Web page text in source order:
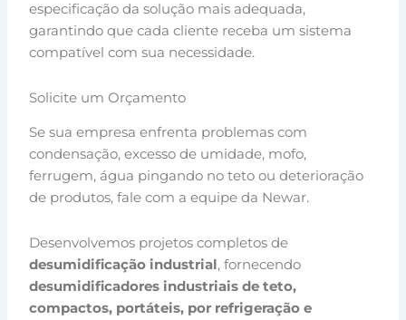
especificação da solução mais adequada,
garantindo que cada cliente receba um sistema
compatível com sua necessidade.
Solicite um Orçamento
Se sua empresa enfrenta problemas com
condensação, excesso de umidade, mofo,
ferrugem, água pingando no teto ou deterioração
de produtos, fale com a equipe da Newar.
Desenvolvemos projetos completos de
desumidificação industrial, fornecendo
desumidificadores industriais de teto,
compactos, portáteis, por refrigeração e